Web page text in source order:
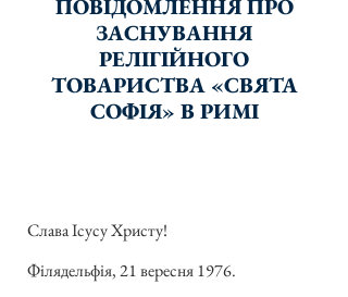
ПОВІДОМЛЕННЯ ПРО
ЗАСНУВАННЯ
РЕЛІГІЙНОГО
ТОВАРИСТВА «СВЯТА
СОФІЯ» В РИМІ
Слава Ісусу Христу!
Філядельфія, 21 вересня 1976.